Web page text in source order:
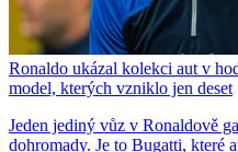
Ronaldo ukázal kolekci aut v
model, kterých vzniklo jen deset
Jeden jediný vůz v Ronaldově
dohromady. Je to Bugatti, které